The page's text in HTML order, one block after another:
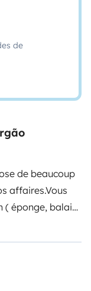
de
de beaucoup
affaires.Vous
( éponge, balais,
huile ... ) A
d'eau de 10l, 1
vos